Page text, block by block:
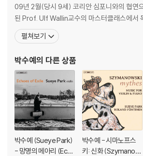
09년 2월(당시 9세) 코리안 심포니와의 협연
된 Prof. Ulf Wallin교수의 마스터클래스에서
게 되었고, 같은 해 5월에 도독하여 Berlin
에서 Prof. Ulf Wallin을 사사하게 됨 < 학력 > 2016년 10월~ 현재
펼쳐보기
박수예의 다른 상품
박수예 (Sueye Park)
- 망명의 메아리 (Echo
박수예 - 시마노프스
키: 신화 (Szymanow